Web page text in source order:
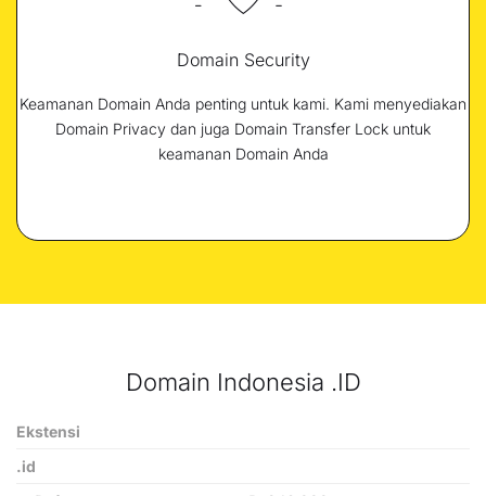
Domain Security
Keamanan Domain Anda penting untuk kami. Kami menyediakan
Domain Privacy dan juga Domain Transfer Lock untuk
keamanan Domain Anda
Domain Indonesia .ID
Ekstensi
.id